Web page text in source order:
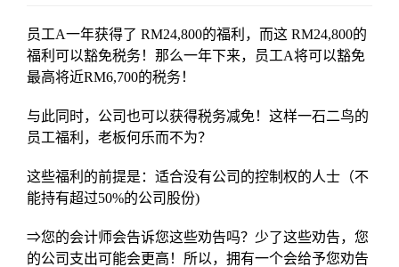
员工A一年获得了 RM24,800的福利，而这 RM24,800的
福利可以豁免税务！那么一年下来，员工A将可以豁免
最高将近RM6,700的税务！
与此同时，公司也可以获得税务减免！这样一石二鸟的
员工福利，老板何乐而不为？
这些福利的前提是：适合没有公司的控制权的人士（不
能持有超过50%的公司股份)
⇒您的会计师会告诉您这些劝告吗？少了这些劝告，您
的公司支出可能会更高！所以，拥有一个会给予您劝告